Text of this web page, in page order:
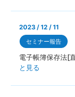
2023 / 12 / 11
セミナー報告
電子帳簿保存法[
と見る